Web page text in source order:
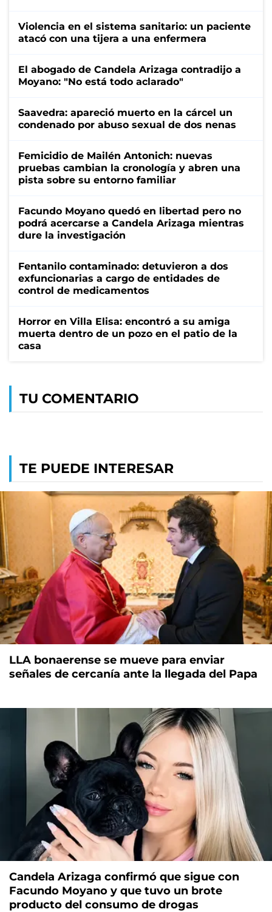
Violencia en el sistema sanitario: un paciente
atacó con una tijera a una enfermera
El abogado de Candela Arizaga contradijo a
Moyano: "No está todo aclarado"
Saavedra: apareció muerto en la cárcel un
condenado por abuso sexual de dos nenas
Femicidio de Mailén Antonich: nuevas
pruebas cambian la cronología y abren una
pista sobre su entorno familiar
Facundo Moyano quedó en libertad pero no
podrá acercarse a Candela Arizaga mientras
dure la investigación
Fentanilo contaminado: detuvieron a dos
exfuncionarias a cargo de entidades de
control de medicamentos
Horror en Villa Elisa: encontró a su amiga
muerta dentro de un pozo en el patio de la
casa
TU COMENTARIO
TE PUEDE INTERESAR
LLA bonaerense se mueve para enviar
señales de cercanía ante la llegada del Papa
Candela Arizaga confirmó que sigue con
Facundo Moyano y que tuvo un brote
producto del consumo de drogas